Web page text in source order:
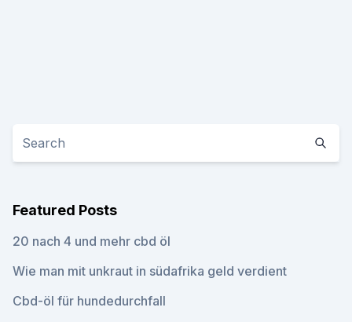
Featured Posts
20 nach 4 und mehr cbd öl
Wie man mit unkraut in südafrika geld verdient
Cbd-öl für hundedurchfall